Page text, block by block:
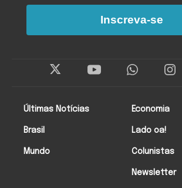
Últimas Notícias
Brasil
Mundo
Economia
Lado oa!
Colunistas
Newsletter
Inscreva-se